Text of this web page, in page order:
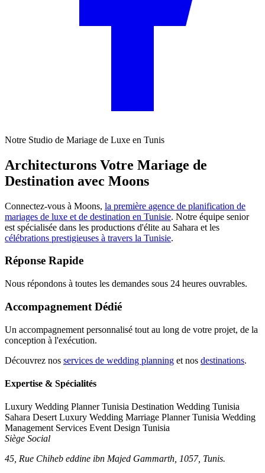
Notre Studio de Mariage de Luxe en Tunis
Architecturons Votre Mariage de
Destination avec Moons
Connectez-vous à Moons, la première agence de planification de
mariages de luxe et de destination en Tunisie. Notre équipe senior
est spécialisée dans les productions d'élite au Sahara et les
célébrations prestigieuses à travers la Tunisie.
Réponse Rapide
Nous répondons à toutes les demandes sous 24 heures ouvrables.
Accompagnement Dédié
Un accompagnement personnalisé tout au long de votre projet, de la
conception à l'exécution.
Découvrez nos services de wedding planning et nos destinations.
Expertise & Spécialités
Luxury Wedding Planner Tunisia Destination Wedding Tunisia
Sahara Desert Luxury Wedding Marriage Planner Tunisia Wedding
Management Services Event Design Tunisia
Siège Social
45, Rue Chiheb eddine ibn Majed Gammarth, 1057, Tunis.